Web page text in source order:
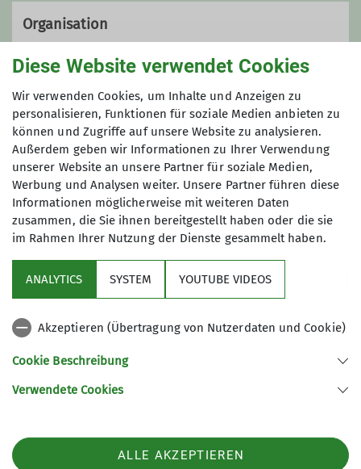
Organisation
Jörg Seyfarth
Kontakt aufnehmen
Qualifikationen
Wanderleiter
Maximale Teilnehmeranzahl
12
Nützliche Links
Sektion Günzburg des Deutschen Alpenvereins e.V.
Telefon +4982219646199
Diese Website verwendet Cookies
Wir verwenden Cookies, um Inhalte und Anzeigen zu
personalisieren, Funktionen für soziale Medien anbieten zu
können und Zugriffe auf unsere Website zu analysieren.
Außerdem geben wir Informationen zu Ihrer Verwendung
unserer Website an unsere Partner für soziale Medien,
Werbung und Analysen weiter. Unsere Partner führen diese
Informationen möglicherweise mit weiteren Daten
zusammen, die Sie ihnen bereitgestellt haben oder die sie
im Rahmen Ihrer Nutzung der Dienste gesammelt haben.
ANALYTICS SYSTEM YOUTUBE VIDEOS
Akzeptieren (Übertragung von Nutzerdaten und Cookie)
Cookie Beschreibung
Verwendete Cookies
ALLE AKZEPTIEREN